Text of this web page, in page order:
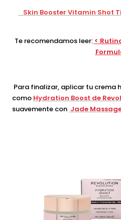
Skin Booster Vitamin Shot
Te recomendamos leer: <
Para finalizar, aplicar tu crema
como Hydration Boost de
suavemente con Jade